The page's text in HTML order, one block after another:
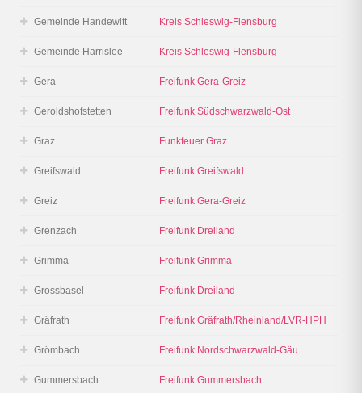
Gemeinde Handewitt Kreis Schleswig-Flensburg
Gemeinde Harrislee Kreis Schleswig-Flensburg
Gera Freifunk Gera-Greiz
Geroldshofstetten Freifunk Südschwarzwald-Ost
Graz Funkfeuer Graz
Greifswald Freifunk Greifswald
Greiz Freifunk Gera-Greiz
Grenzach Freifunk Dreiland
Grimma Freifunk Grimma
Grossbasel Freifunk Dreiland
Gräfrath Freifunk Gräfrath/Rheinland/LVR-HPH
Grömbach Freifunk Nordschwarzwald-Gäu
Gummersbach Freifunk Gummersbach